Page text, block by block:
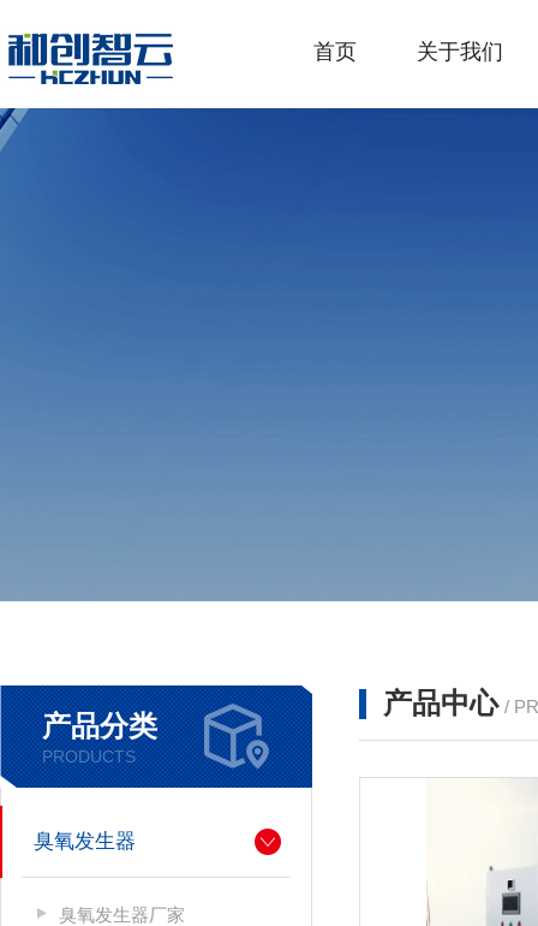
首页 关于我们
产品分类
PRODUCTS
臭氧发生器
臭氧发生器厂家
产品中心 /